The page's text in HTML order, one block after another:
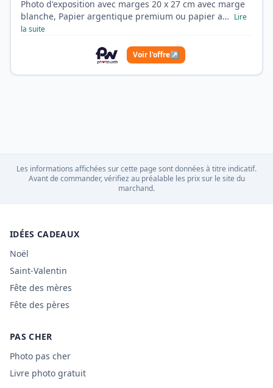
Photo d'exposition avec marges 20 x 27 cm avec marge
blanche, Papier argentique premium ou papier a… Lire
la suite
Voir l'offre↗
Les informations affichées sur cette page sont données à titre indicatif.
Avant de commander, vérifiez au préalable les prix sur le site du
marchand.
IDÉES CADEAUX
Noël
Saint-Valentin
Fête des mères
Fête des pères
PAS CHER
Photo pas cher
Livre photo gratuit